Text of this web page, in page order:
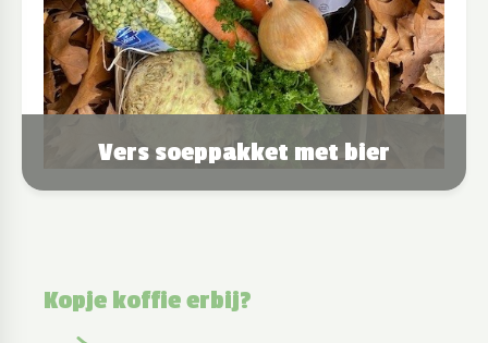
Vers soeppakket met bier
Kopje koffie erbij?